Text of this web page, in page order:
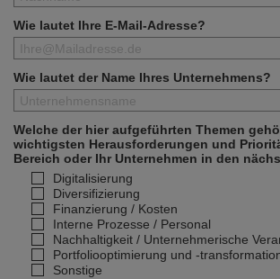
Wie lautet Ihre E-Mail-Adresse?
Wie lautet der Name Ihres Unternehmens?
Welche der hier aufgeführten Themen
wichtigsten Herausforderungen und
Bereich oder Ihr Unternehmen in den
Digitalisierung
Diversifizierung
Finanzierung / Kosten
Interne Prozesse / Personal
Nachhaltigkeit / Unternehmerische
Portfoliooptimierung und -
Sonstige